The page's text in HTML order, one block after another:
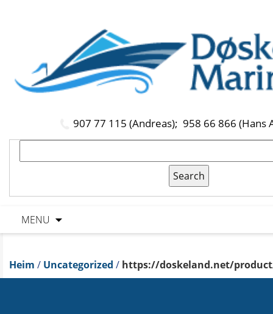
907 77 115 (Andreas); 958 66 866 (Hans
MENU
Heim / Uncategorized / https://doskeland.net/